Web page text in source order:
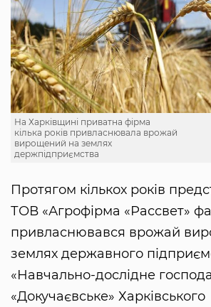
На Харківщині приватна фірма
кілька років привласнювала врожай
вирощений на землях
держпідприємства
Протягом кількох років
ТОВ «Агрофірма «Рассвет»
привласнювався врожай
землях державного
«Навчально-дослідне
«Докучаєвське» Харківського